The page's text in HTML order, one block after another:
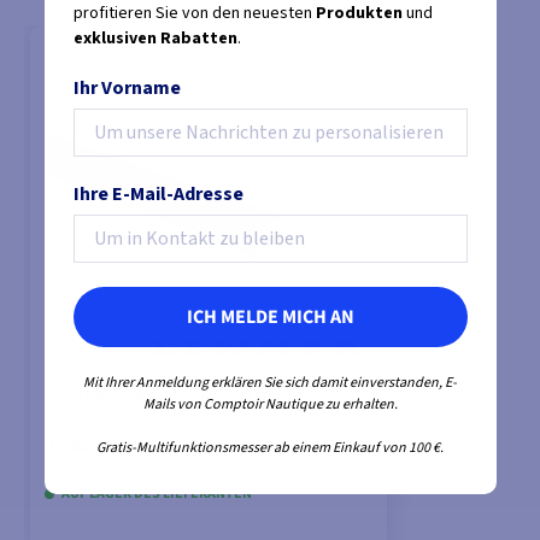
Gebohrte Schiene Ocean / NTR T1
77,25 €
AUF LAGER DES LIEFERANTEN
profitieren Sie von den neuesten Produktenund
exklusiven Rabatten.
Ihr Vorname
Ihre E-Mail-Adresse
ICH MELDE MICH AN
Mit Ihrer Anmeldung erklären Sie sich damit einverstanden, E-
Mails von Comptoir Nautique zu erhalten.
Gratis-Multifunktionsmesser ab einem Einkauf von 100 €.